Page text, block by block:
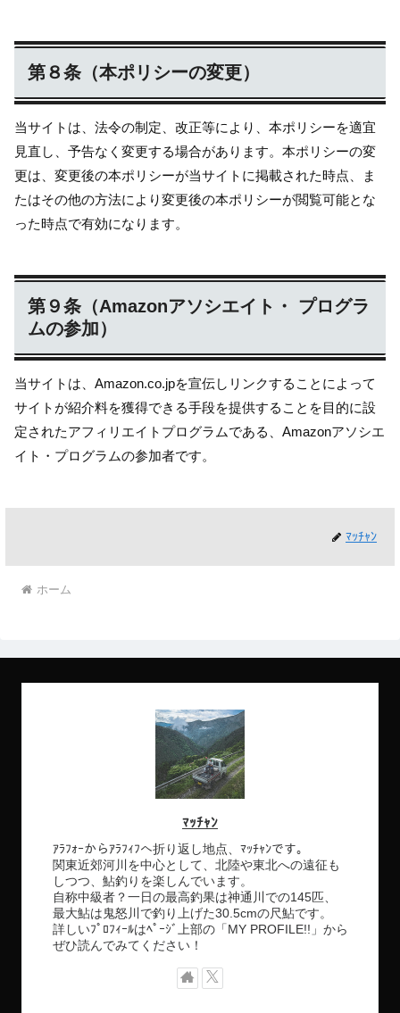
第８条（本ポリシーの変更）
当サイトは、法令の制定、改正等により、本ポリシーを適宜
見直し、予告なく変更する場合があります。本ポリシーの変
更は、変更後の本ポリシーが当サイトに掲載された時点、ま
たはその他の方法により変更後の本ポリシーが閲覧可能とな
った時点で有効になります。
第９条（Amazonアソシエイト・ プログラ
ムの参加）
当サイトは、Amazon.co.jpを宣伝しリンクすることによって
サイトが紹介料を獲得できる手段を提供することを目的に設
定されたアフィリエイトプログラムである、Amazonアソシエ
イト・プログラムの参加者です。
ﾏｯﾁｬﾝ
ホーム
ﾏｯﾁｬﾝ
ｱﾗﾌｫｰからｱﾗﾌｨﾌへ折り返し地点、ﾏｯﾁｬﾝです。
関東近郊河川を中心として、北陸や東北への遠征も
しつつ、鮎釣りを楽しんでいます。
自称中級者？一日の最高釣果は神通川での145匹、
最大鮎は鬼怒川で釣り上げた30.5cmの尺鮎です。
詳しいﾌﾟﾛﾌｨｰﾙはﾍﾟｰｼﾞ上部の「MY PROFILE!!」から
ぜひ読んでみてください！